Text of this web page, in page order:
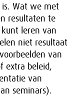
Wat we met
resultaten te
leren van
niet resultaat
van
extra beleid,
van
seminars).